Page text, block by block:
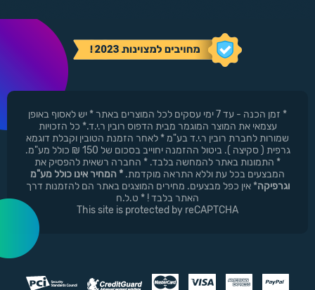
* זמן הכנה - עד 7 ימי עסקים לכל המוצרים באתר * יש לאסוף באופן
עצמאי את המוצר המוגמר מבית הדפוס רובין ר.י.ד.* כל הזכויות
שמורות לחברת רובין ר.י.ד בע"מ * לאחר הזמנת הטובין וקבלת דוגמא
גרפית ( סקיצה ). ביטול ההזמנה יחוייב בסכום של 150 ₪ כולל מע"מ.
* התמונות באתר להמחשה בלבד. * החברה רשאית להפסיק את
המבצעים בכל עת וללא התראה מוקדמת. * המחיר אינו כולל מע"מ
וגרפיקה* אין כפל מבצעים. מחירים המוצגים באתר הם להזמנות דרך
האתר בלבד ! * ט.ל.ח
This site is protected by reCAPTCHA